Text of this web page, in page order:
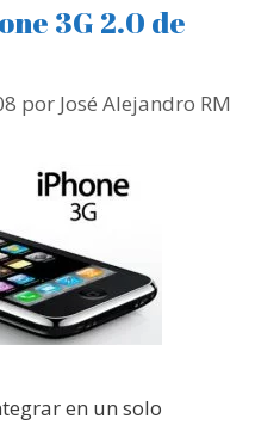
3G 2.0 de
por José Alejandro RM
en un solo